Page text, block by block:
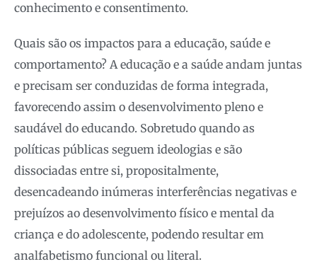
conhecimento e consentimento.
Quais são os impactos para a educação, saúde e
comportamento? A educação e a saúde andam juntas
e precisam ser conduzidas de forma integrada,
favorecendo assim o desenvolvimento pleno e
saudável do educando. Sobretudo quando as
políticas públicas seguem ideologias e são
dissociadas entre si, propositalmente,
desencadeando inúmeras interferências negativas e
prejuízos ao desenvolvimento físico e mental da
criança e do adolescente, podendo resultar em
analfabetismo funcional ou literal.